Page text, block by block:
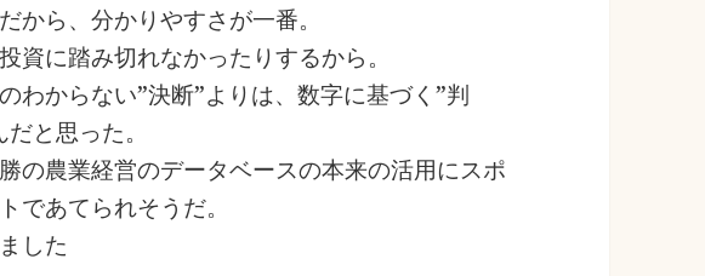
から、分かりやすさが一番。
資に踏み切れなかったりするから。
わからない”決断”よりは、数字に基づく”判
と思った。
の農業経営のデータベースの本来の活用にスポ
であてられそうだ。
した